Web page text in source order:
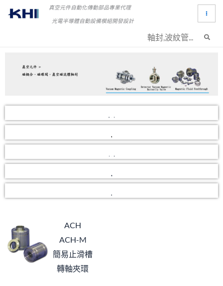
真空元件自動化傳動部品專業代理
光電半導體自動設備模組開發設計
尋：
ACH
ACH-M
簡易止滑槽
轉軸夾環